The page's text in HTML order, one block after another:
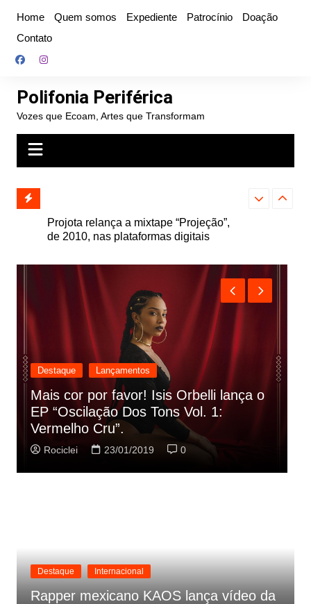
conteúdo
Home Quem somos Expediente Patrocínio
Doação
Contato
Polifonia Periférica
Vozes que Ecoam, Artes que Transformam
e abre
autoral,
Farofa
Destaque Lançamentos
Rashid vai buscar nos HQs as
referencias do clipe de sua nova
música
Rociclei 22/01/2019 0
Destaque Internacional
Rapper mexicano KAOS lança vídeo da